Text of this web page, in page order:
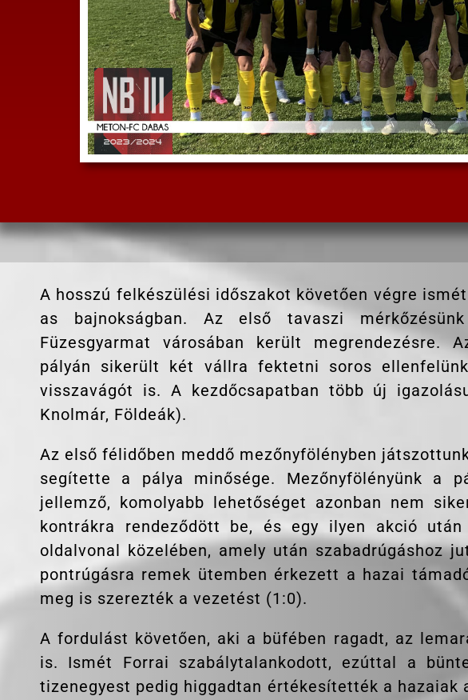
A hosszú felkészülési időszakot követően végre
as bajnokságban. Az első tavaszi
Füzesgyarmat városában került megrendezésre.
pályán sikerült két vállra fektetni soros
visszavágót is. A kezdőcsapatban több új
Knolmár, Földeák).
Az első félidőben meddő mezőnyfölényben
segítette a pálya minősége. Mezőnyfölényünk a
jellemző, komolyabb lehetőséget azonban nem
kontrákra rendeződött be, és egy ilyen akció
oldalvonal közelében, amely után szabadrúgáshoz
pontrúgásra remek ütemben érkezett a hazai
meg is szerezték a vezetést (1:0).
A fordulást követően, aki a büfében ragadt, az
is. Ismét Forrai szabálytalankodott, ezúttal a
tizenegyest pedig higgadtan értékesítették a hazaiak